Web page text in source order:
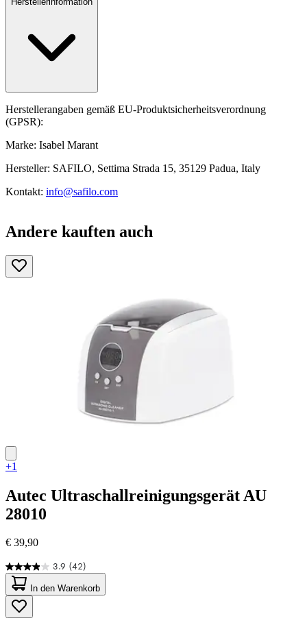
Herstellerangaben gemäß EU-Produktsicherheitsverordnung
(GPSR):
Marke: Isabel Marant
Hersteller: SAFILO, Settima Strada 15, 35129 Padua, Italy
Kontakt: info@safilo.com
Andere kauften auch
+1
Autec Ultraschallreinigungsgerät AU
28010
€ 39,90
3.9 (42)
3.9
von
5
Sternen.
42
In den Warenkorb